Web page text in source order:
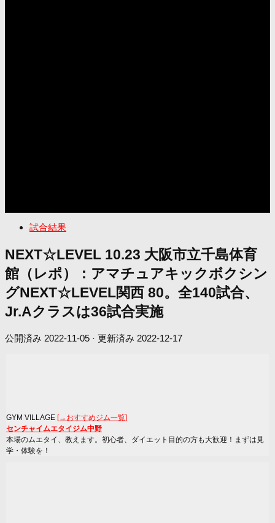
試合結果
NEXT☆LEVEL 10.23 大阪市立千島体育
館（レポ）：アマチュアキックボクシン
グNEXT☆LEVEL関西 80。全140試合、
Jr.Aクラスは36試合実施
公開済み 2022-11-05 · 更新済み 2022-12-17
GYM VILLAGE [→おすすめジム一覧]
センチャイムエタイジム中野
本場のムエタイ、教えます。初心者、ダイエット目的の方も大歓迎！まずは見
学・体験を！